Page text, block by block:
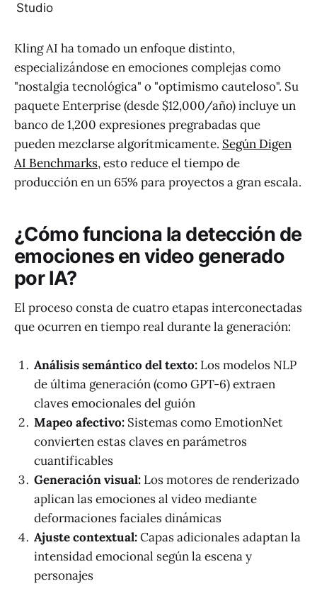
Studio
Kling AI ha tomado un enfoque distinto,
especializándose en emociones complejas como
"nostalgia tecnológica" o "optimismo cauteloso". Su
paquete Enterprise (desde $12,000/año) incluye un
banco de 1,200 expresiones pregrabadas que
pueden mezclarse algorítmicamente. Según Digen
AI Benchmarks, esto reduce el tiempo de
producción en un 65% para proyectos a gran escala.
¿Cómo funciona la detección de
emociones en video generado
por IA?
El proceso consta de cuatro etapas interconectadas
que ocurren en tiempo real durante la generación:
Análisis semántico del texto: Los modelos NLP
de última generación (como GPT-6) extraen
claves emocionales del guión
Mapeo afectivo: Sistemas como EmotionNet
convierten estas claves en parámetros
cuantificables
Generación visual: Los motores de renderizado
aplican las emociones al video mediante
deformaciones faciales dinámicas
Ajuste contextual:Capas adicionales adaptan la
intensidad emocional según la escena y
personajes